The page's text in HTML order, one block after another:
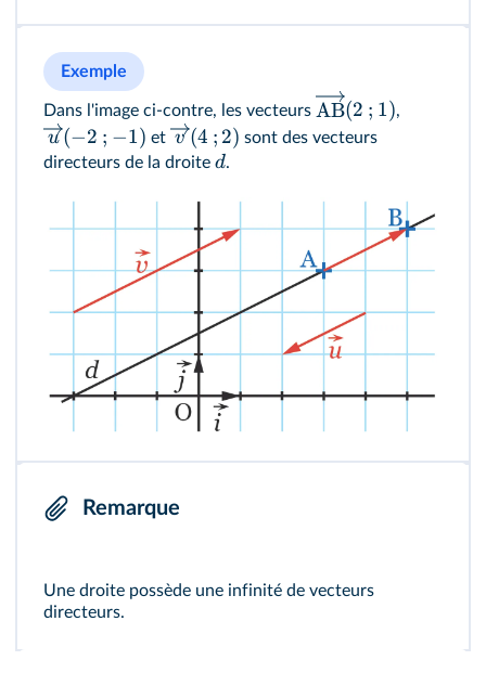
Exemple
Dans l'image ci‑contre, les vecteurs AB(2 ; 1),
u (−2 ; −1) et v (4 ; 2) sont des vecteurs
directeurs de la droite d.
Remarque
Une droite possède une infinité de vecteurs
directeurs.